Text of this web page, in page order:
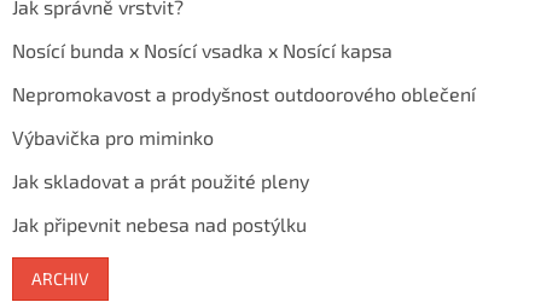
Jak správně vrstvit?
Nosící bunda x Nosící vsadka x Nosící kapsa
Nepromokavost a prodyšnost outdoorového oblečení
Výbavička pro miminko
Jak skladovat a prát použité pleny
Jak připevnit nebesa nad postýlku
ARCHIV